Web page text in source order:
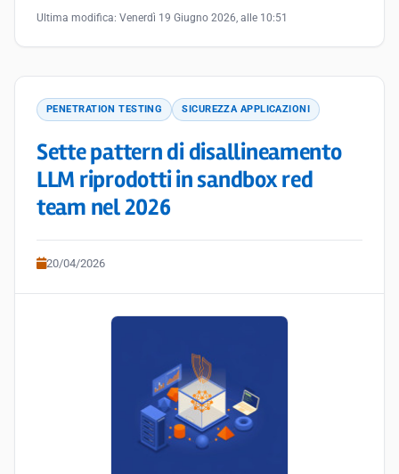
Ultima modifica: Venerdì 19 Giugno 2026, alle 10:51
PENETRATION TESTING SICUREZZA APPLICAZIONI
Sette pattern di disallineamento
LLM riprodotti in sandbox red
team nel 2026
20/04/2026